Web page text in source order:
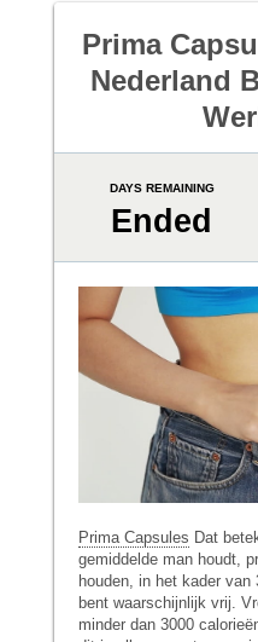
Prima
Nederland
DAYS REMAINING
Ended
Prima Capsules Dat
gemiddelde man houdt,
houden, in het kader
bent waarschijnlijk vrij.
minder dan 3000